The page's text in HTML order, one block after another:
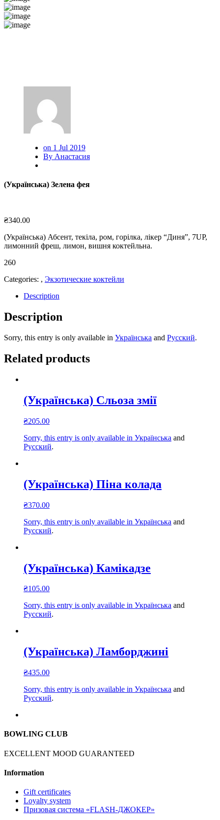
on 1 Jul 2019
By Анастасия
(Українська) Зелена фея
₴340.00
(Українська) Абсент, текіла, ром, горілка, лікер “Диня”, 7UP,
лимонний фреш, лимон, вишня коктейльна.
260
Categories: , Экзотические коктейли
Description
Description
Sorry, this entry is only available in Українська and Русский.
Related products
(Українська) Сльоза змії
₴205.00
Sorry, this entry is only available in Українська and
Русский.
(Українська) Піна колада
₴370.00
Sorry, this entry is only available in Українська and
Русский.
(Українська) Камікадзе
₴105.00
Sorry, this entry is only available in Українська and
Русский.
(Українська) Ламборджині
₴435.00
Sorry, this entry is only available in Українська and
Русский.
BOWLING CLUB
EXCELLENT MOOD GUARANTEED
Information
Gift certificates
Loyalty system
Призовая система «FLASH-ДЖОКЕР»